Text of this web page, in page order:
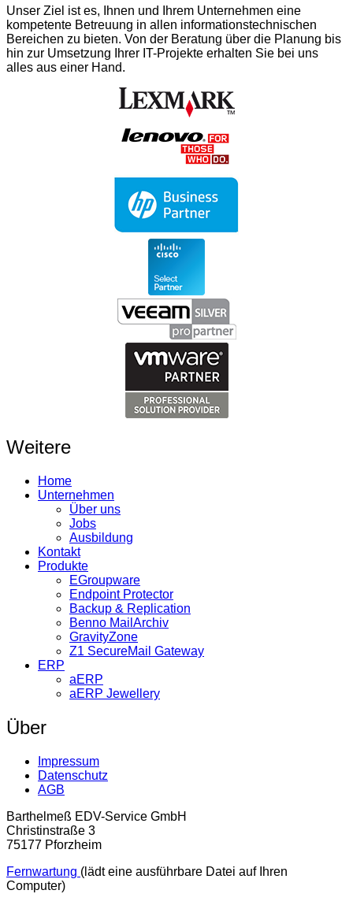
Unser Ziel ist es, Ihnen und Ihrem Unternehmen eine
kompetente Betreuung in allen informationstechnischen
Bereichen zu bieten. Von der Beratung über die Planung bis
hin zur Umsetzung Ihrer IT-Projekte erhalten Sie bei uns
alles aus einer Hand.
Weitere
Home
Unternehmen
Über uns
Jobs
Ausbildung
Kontakt
Produkte
EGroupware
Endpoint Protector
Backup & Replication
Benno MailArchiv
GravityZone
Z1 SecureMail Gateway
ERP
aERP
aERP Jewellery
Über
Impressum
Datenschutz
AGB
Barthelmeß EDV-Service GmbH
Christinstraße 3
75177 Pforzheim
Fernwartung (lädt eine ausführbare Datei auf Ihren
Computer)